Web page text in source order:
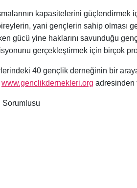
kapasitelerini
yani gençlerin sahip olması
gücü yine haklarını savunduğu
gerçekleştirmek için birçok
40 gençlik derneğinin bir
www.genclikdernekleri.org adresinden
Sorumlusu